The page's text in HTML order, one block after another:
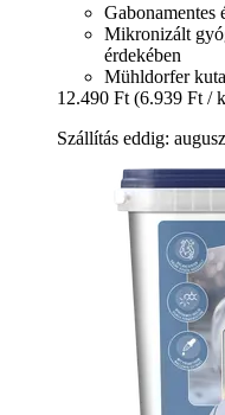
Gabonamentes
Mikronizált
érdekében
Mühldorfer
12.490 Ft (6.939 Ft /
Szállítás eddig: